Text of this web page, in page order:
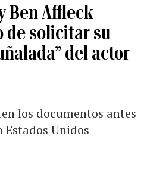
Ben Affleck
de solicitar su
del actor
los documentos antes
Unidos